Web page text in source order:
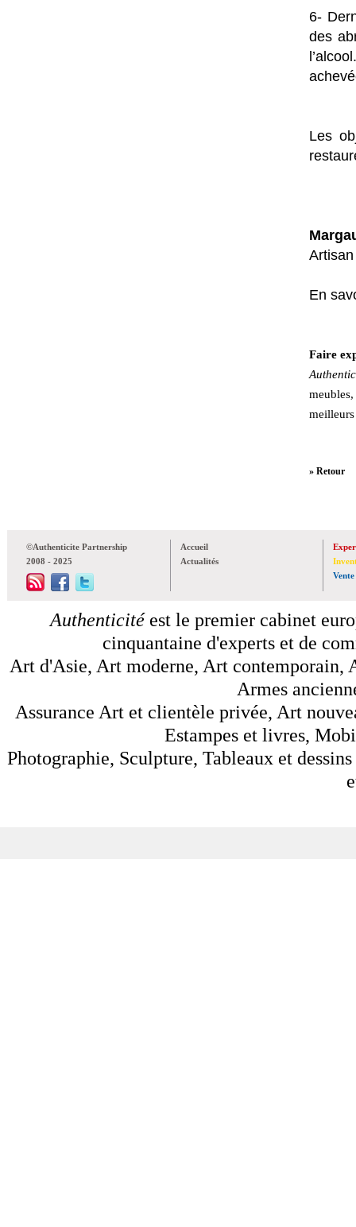
6-
des
Les
En
Faire
» Retour
©Authenticite Partnership
2008 - 2025
Accueil
Actualités
Vente
Authenticitéest le premier cabinet
cinquantaine d'experts et de
Art d'Asie, Art moderne, Art contemporain,
Armes
Assurance Art et clientèle privée, Art
Estampes et livres,
Photographie, Sculpture, Tableaux et